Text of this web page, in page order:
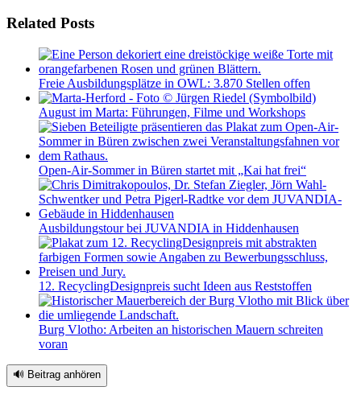
Related Posts
Freie Ausbildungsplätze in OWL: 3.870 Stellen offen
August im Marta: Führungen, Filme und Workshops
Open-Air-Sommer in Büren startet mit „Kai hat frei“
Ausbildungstour bei JUVANDIA in Hiddenhausen
12. RecyclingDesignpreis sucht Ideen aus Reststoffen
Burg Vlotho: Arbeiten an historischen Mauern schreiten
voran
🔊 Beitrag anhören